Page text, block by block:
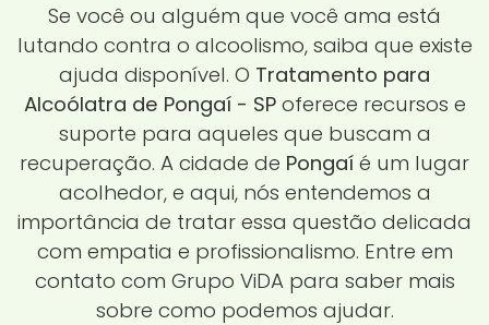
Se você ou alguém que você ama está
lutando contra o alcoolismo, saiba que existe
ajuda disponível. O Tratamento para
Alcoólatra de Pongaí - SPoferece recursos e
suporte para aqueles que buscam a
recuperação. A cidade de Pongaí é um lugar
acolhedor, e aqui, nós entendemos a
importância de tratar essa questão delicada
com empatia e profissionalismo. Entre em
contato com Grupo ViDA para saber mais
sobre como podemos ajudar.